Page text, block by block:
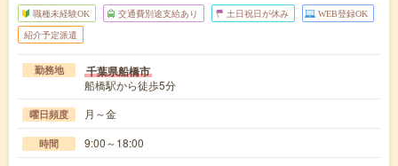
職種未経験OK 交通費別途支給あり 土日祝日が休み WEB登録OK
紹介予定派遣
勤務地 千葉県船橋市
船橋駅から徒歩5分
曜日頻度 月～金
時間 9:00～18:00